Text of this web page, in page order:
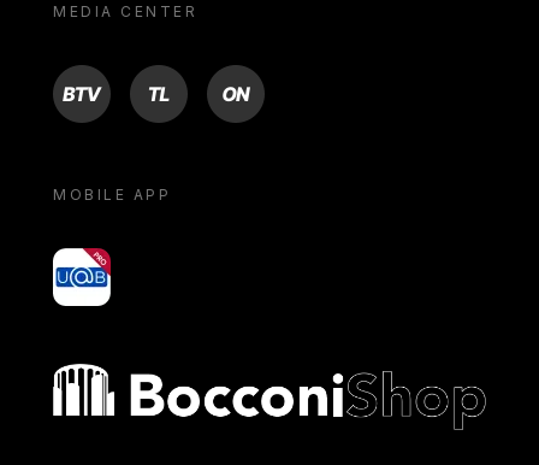
MEDIA CENTER
BTV TL ON
MOBILE APP
yoU@B
Bocconi shop